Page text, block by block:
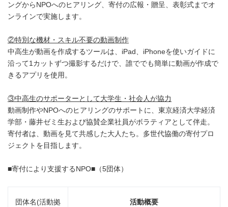
ングからNPOへのヒアリング、寄付の広報・贈呈、表彰式までオ
ンラインで実施します。
②特別な機材・スキル不要の動画制作
中高生が動画を作成するツールは、iPad、iPhoneを使いガイドに
沿って1カットずつ撮影するだけで、誰ででも簡単に動画が作成で
きるアプリを使用。
③中高生のサポーターとして大学生・社会人が協力
動画制作やNPOへのヒアリングのサポートに、東京経済大学経済
学部・藤井ゼミ生および協賛企業社員がボラティアとして伴走。
寄付者は、動画を見て共感した大人たち。多世代協働の寄付プロ
ジェクトを目指します。
■寄付により支援するNPO■（5団体）
団体名(活動拠
活動概要